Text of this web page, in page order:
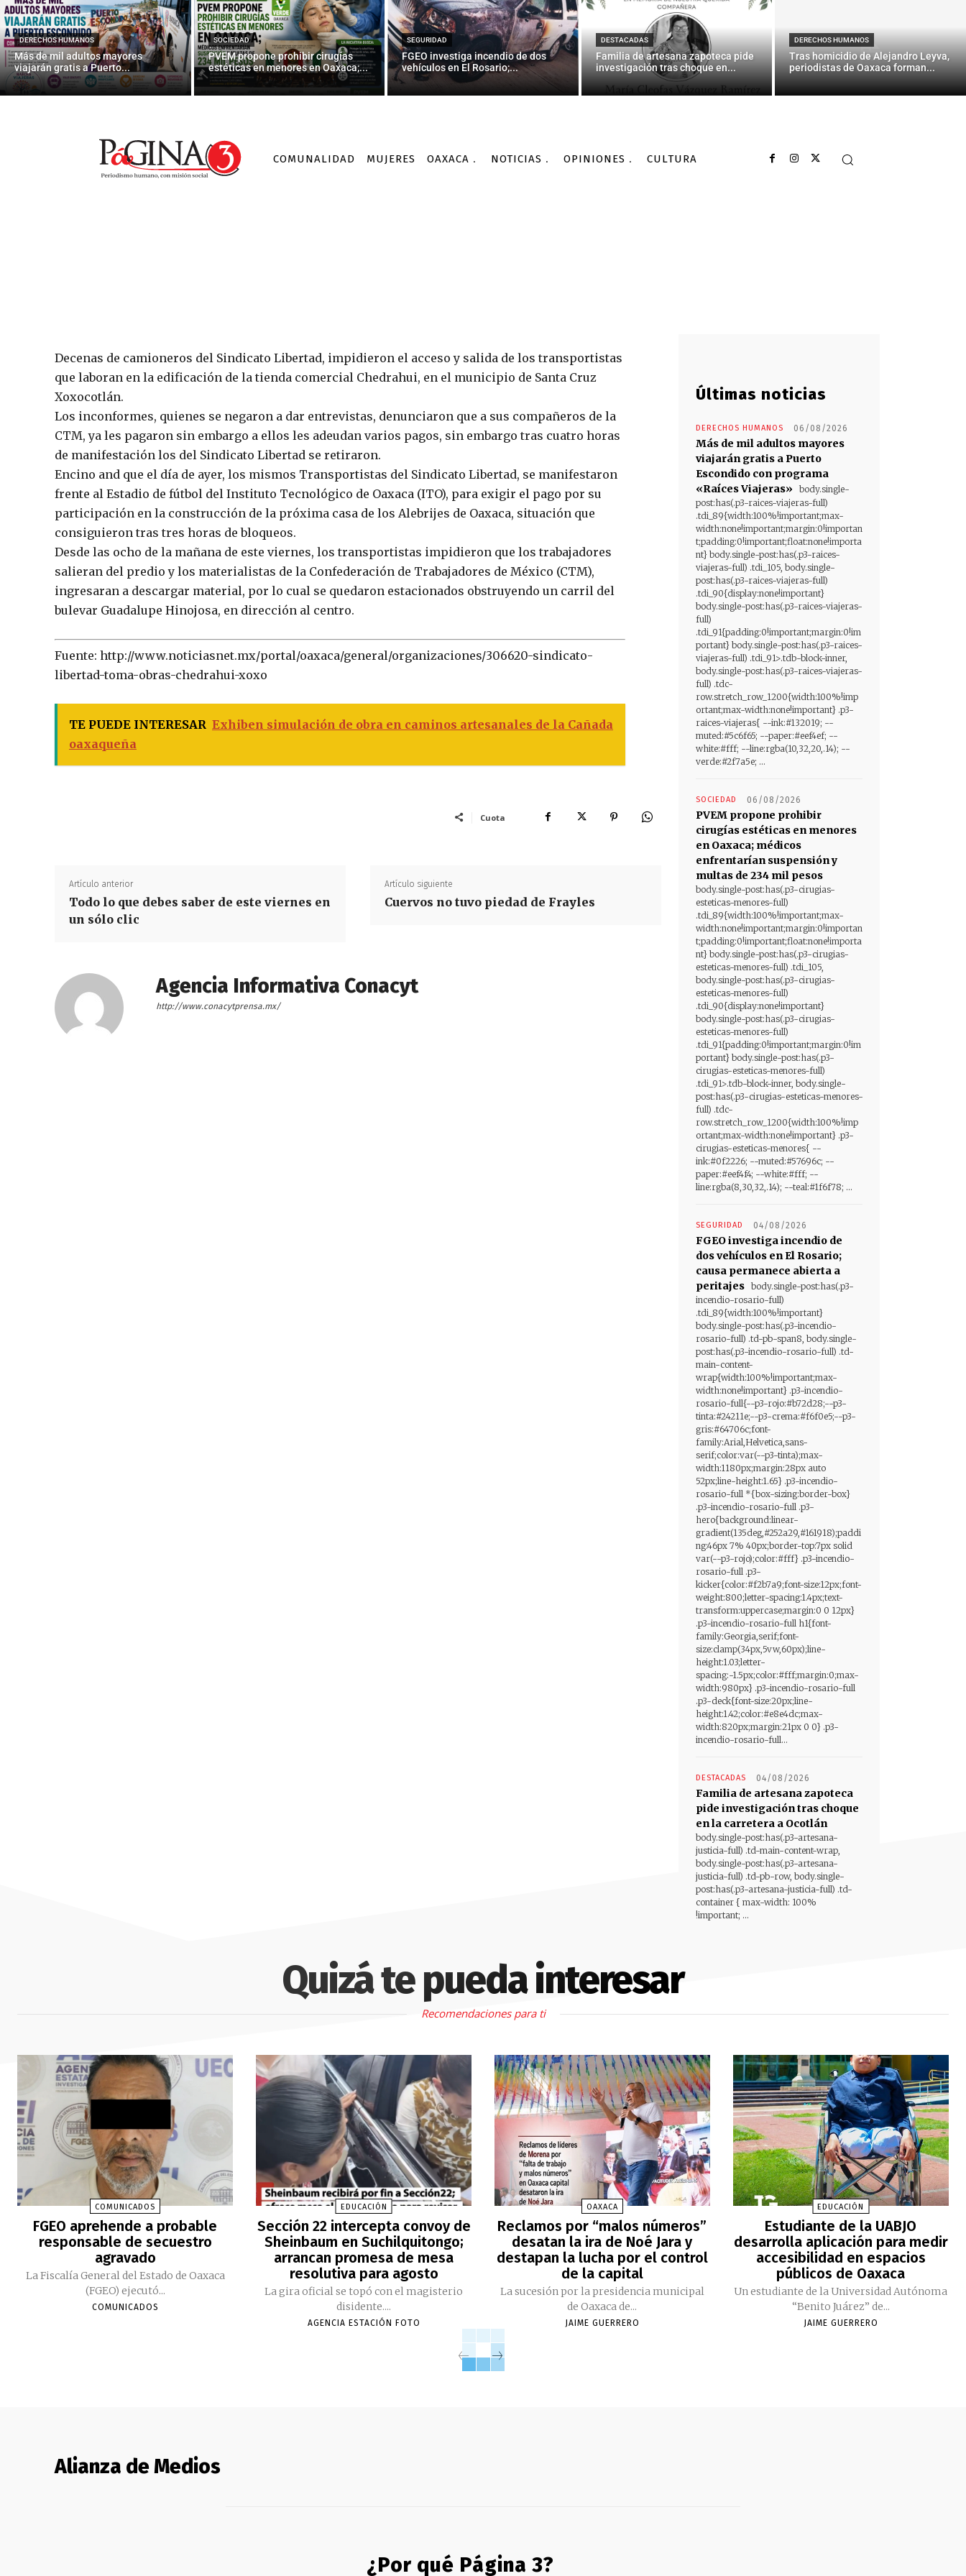
DERECHOS HUMANOS
Más de mil adultos mayores
viajarán gratis a Puerto...
SOCIEDAD
PVEM propone prohibir cirugías
estéticas en menores en Oaxaca;...
SEGURIDAD
FGEO investiga incendio de dos
vehículos en El Rosario;...
DESTACADAS
Familia de artesana zapoteca pide
investigación tras choque en...
DERECHOS HUMANOS
Tras homicidio de Alejandro Leyva,
periodistas de Oaxaca forman...
COMUNALIDAD MUJERES OAXACA NOTICIAS OPINIONES CULTURA
OAXACA
Sindicato Libertad toma obras de Chedrahui en Xoxo
Por AGENCIA INFORMATIVA CONACYT - 10/10/2015
Decenas de camioneros del Sindicato Libertad, impidieron el acceso y salida de los transportistas
que laboran en la edificación de la tienda comercial Chedrahui, en el municipio de Santa Cruz
Xoxocotlán.
Los inconformes, quienes se negaron a dar entrevistas, denunciaron que a sus compañeros de la
CTM, ya les pagaron sin embargo a ellos les adeudan varios pagos, sin embargo tras cuatro horas
de manifestación los del Sindicato Libertad se retiraron.
Encino and que el día de ayer, los mismos Transportistas del Sindicato Libertad, se manifestaron
frente al Estadio de fútbol del Instituto Tecnológico de Oaxaca (ITO), para exigir el pago por su
participación en la construcción de la próxima casa de los Alebrijes de Oaxaca, situación que
consiguieron tras tres horas de bloqueos.
Desde las ocho de la mañana de este viernes, los transportistas impidieron que los trabajadores
salieran del predio y los materialistas de la Confederación de Trabajadores de México (CTM),
ingresaran a descargar material, por lo cual se quedaron estacionados obstruyendo un carril del
bulevar Guadalupe Hinojosa, en dirección al centro.
Fuente: http://www.noticiasnet.mx/portal/oaxaca/general/organizaciones/306620-sindicato-
libertad-toma-obras-chedrahui-xoxo
TE PUEDE INTERESAR Exhiben simulación de obra en caminos artesanales de la Cañada
oaxaqueña
Cuota
Artículo anterior
Todo lo que debes saber de este viernes en
un sólo clic
Artículo siguiente
Cuervos no tuvo piedad de Frayles
Agencia Informativa Conacyt
http://www.conacytprensa.mx/
Últimas noticias
DERECHOS HUMANOS 06/08/2026
Más de mil adultos mayores
viajarán gratis a Puerto
Escondido con programa
«Raíces Viajeras»
body.single-
post:has(.p3-raices-viajeras-full)
.tdi_89{width:100%!important;max-
width:none!important;margin:0!importan
t;padding:0!important;float:none!importa
nt} body.single-post:has(.p3-raices-
viajeras-full) .tdi_105, body.single-
post:has(.p3-raices-viajeras-full)
.tdi_90{display:none!important}
body.single-post:has(.p3-raices-viajeras-
full)
.tdi_91{padding:0!important;margin:0!im
portant} body.single-post:has(.p3-raices-
viajeras-full) .tdi_91>.tdb-block-inner,
body.single-post:has(.p3-raices-viajeras-
full) .tdc-
row.stretch_row_1200{width:100%!imp
ortant;max-width:none!important} .p3-
raices-viajeras{ --ink:#132019; --
muted:#5c6f65; --paper:#eef4ef; --
white:#fff; --line:rgba(10,32,20,.14); --
verde:#2f7a5e; ...
SOCIEDAD 06/08/2026
PVEM propone prohibir
cirugías estéticas en menores
en Oaxaca; médicos
enfrentarían suspensión y
multas de 234 mil pesos
body.single-post:has(.p3-cirugias-
esteticas-menores-full)
.tdi_89{width:100%!important;max-
width:none!important;margin:0!importan
t;padding:0!important;float:none!importa
nt} body.single-post:has(.p3-cirugias-
esteticas-menores-full) .tdi_105,
body.single-post:has(.p3-cirugias-
esteticas-menores-full)
.tdi_90{display:none!important}
body.single-post:has(.p3-cirugias-
esteticas-menores-full)
.tdi_91{padding:0!important;margin:0!im
portant} body.single-post:has(.p3-
cirugias-esteticas-menores-full)
.tdi_91>.tdb-block-inner, body.single-
post:has(.p3-cirugias-esteticas-menores-
full) .tdc-
row.stretch_row_1200{width:100%!imp
ortant;max-width:none!important} .p3-
cirugias-esteticas-menores{ --
ink:#0f2226; --muted:#57696c; --
paper:#eef4f4; --white:#fff; --
line:rgba(8,30,32,.14); --teal:#1f6f78; ...
SEGURIDAD 04/08/2026
FGEO investiga incendio de
dos vehículos en El Rosario;
causa permanece abierta a
peritajes body.single-post:has(.p3-
incendio-rosario-full)
.tdi_89{width:100%!important}
body.single-post:has(.p3-incendio-
rosario-full) .td-pb-span8, body.single-
post:has(.p3-incendio-rosario-full) .td-
main-content-
wrap{width:100%!important;max-
width:none!important} .p3-incendio-
rosario-full{--p3-rojo:#b72d28;--p3-
tinta:#24211e;--p3-crema:#f6f0e5;--p3-
gris:#64706c;font-
family:Arial,Helvetica,sans-
serif;color:var(--p3-tinta);max-
width:1180px;margin:28px auto
52px;line-height:1.65} .p3-incendio-
rosario-full *{box-sizing:border-box}
.p3-incendio-rosario-full .p3-
hero{background:linear-
gradient(135deg,#252a29,#161918);paddi
ng:46px 7% 40px;border-top:7px solid
var(--p3-rojo);color:#fff} .p3-incendio-
rosario-full .p3-
kicker{color:#f2b7a9;font-size:12px;font-
weight:800;letter-spacing:1.4px;text-
transform:uppercase;margin:0 0 12px}
.p3-incendio-rosario-full h1{font-
family:Georgia,serif;font-
size:clamp(34px,5vw,60px);line-
height:1.03;letter-
spacing:-1.5px;color:#fff;margin:0;max-
width:980px} .p3-incendio-rosario-full
.p3-deck{font-size:20px;line-
height:1.42;color:#e8e4dc;max-
width:820px;margin:21px 0 0} .p3-
incendio-rosario-full...
DESTACADAS 04/08/2026
Familia de artesana zapoteca
pide investigación tras choque
en la carretera a Ocotlán
body.single-post:has(.p3-artesana-
justicia-full) .td-main-content-wrap,
body.single-post:has(.p3-artesana-
justicia-full) .td-pb-row, body.single-
post:has(.p3-artesana-justicia-full) .td-
container { max-width: 100%
!important; ...
Quizá te pueda interesar
Recomendaciones para ti
COMUNICADOS
FGEO aprehende a probable
responsable de secuestro
agravado
La Fiscalía General del Estado de Oaxaca
(FGEO) ejecutó...
COMUNICADOS
EDUCACIÓN
Sección 22 intercepta convoy de
Sheinbaum en Suchilquitongo;
arrancan promesa de mesa
resolutiva para agosto
La gira oficial se topó con el magisterio
disidente....
AGENCIA ESTACIÓN FOTO
OAXACA
Reclamos por “malos números”
desatan la ira de Noé Jara y
destapan la lucha por el control
de la capital
La sucesión por la presidencia municipal
de Oaxaca de...
JAIME GUERRERO
EDUCACIÓN
Estudiante de la UABJO
desarrolla aplicación para medir
accesibilidad en espacios
públicos de Oaxaca
Un estudiante de la Universidad Autónoma
“Benito Juárez” de...
JAIME GUERRERO
Alianza de Medios
¿Por qué Página 3?